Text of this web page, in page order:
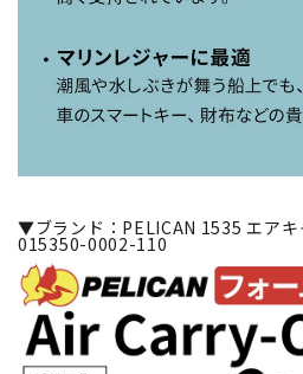
▼ブランド：PELICAN 1535 エアキ
015350-0002-110